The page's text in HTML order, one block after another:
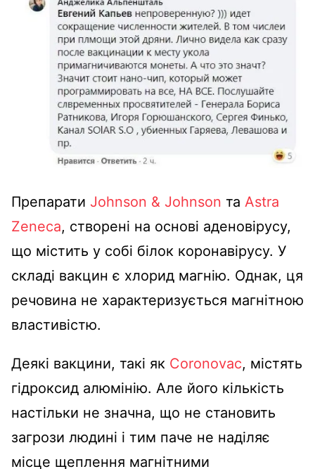
Препарати Johnson & Johnson та Astra
Zenecа, створені на основі аденовірусу,
що містить у собі білок коронавірусу. У
складі вакцин є хлорид магнію. Однак, ця
речовина не характеризується магнітною
властивістю.
Деякі вакцини, такі як Coronovac, містять
гідроксид алюмінію. Але його кількість
настільки не значна, що не становить
загрози людині і тим паче не наділяє
місце щеплення магнітними